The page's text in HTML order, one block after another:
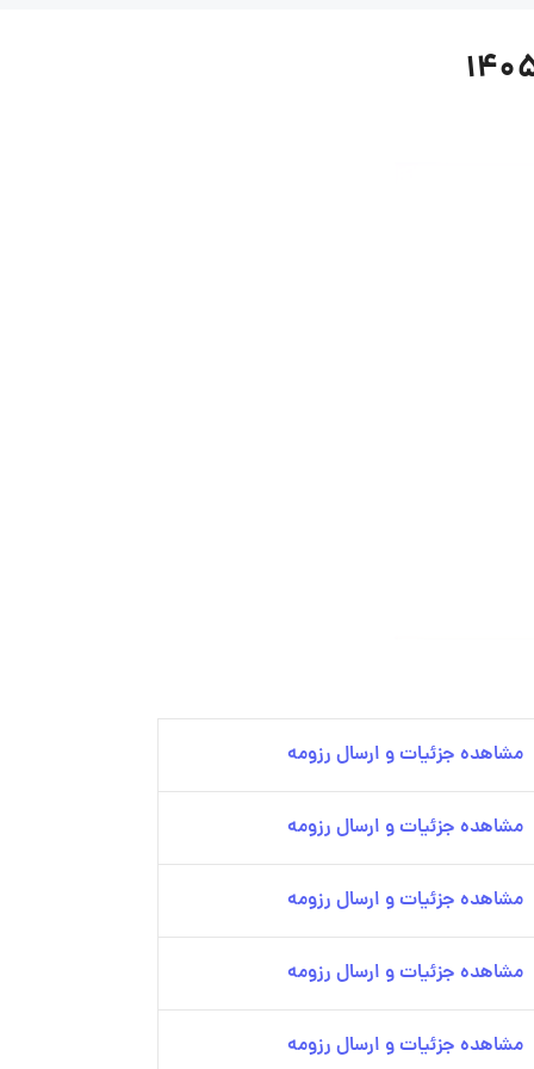
مشاهده جزئیات و ارسال رزومه
مشاهده جزئیات و ارسال رزومه
مشاهده جزئیات و ارسال رزومه
مشاهده جزئیات و ارسال رزومه
مشاهده جزئیات و ارسال رزومه